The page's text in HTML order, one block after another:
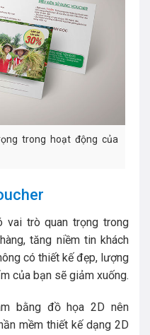
trong hoạt động của
vai trò quan trọng trong
tăng niềm tin khách
có thiết kế đẹp, lượng
của bạn sẽ giảm xuống.
bằng đồ họa 2D nên
mềm thiết kế dạng 2D